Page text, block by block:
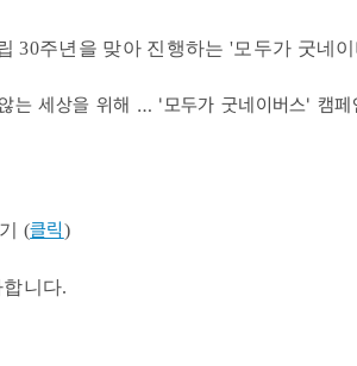
'
30주년을 맞아 진행하는 '모두가 굿네
는 세상을 위해 … '모두가 굿네이버스' 캠페
(클릭)
니다.